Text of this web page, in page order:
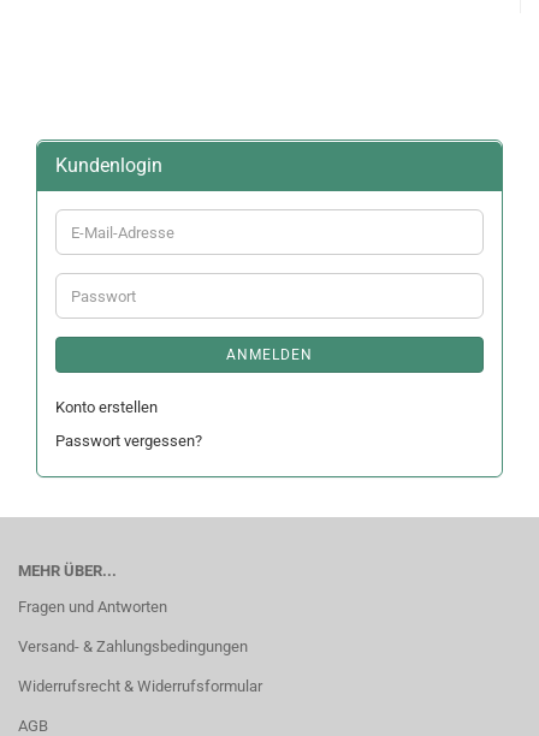
Kundenlogin
E-
Mail-
Adresse
Passwort
ANMELDEN
Konto erstellen
Passwort vergessen?
MEHR ÜBER...
Fragen und Antworten
Versand- & Zahlungsbedingungen
Widerrufsrecht & Widerrufsformular
AGB